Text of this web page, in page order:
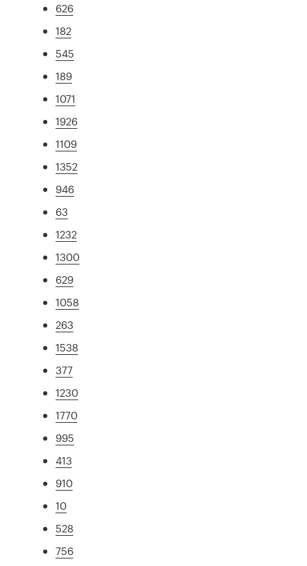
626
182
545
189
1071
1926
1109
1352
946
63
1232
1300
629
1058
263
1538
377
1230
1770
995
413
910
10
528
756